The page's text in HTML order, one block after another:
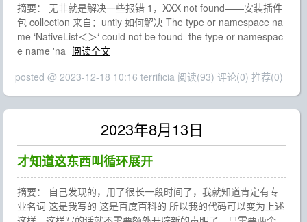
摘要： 无非就是解决一些报错 1，XXX not found——安装插件
包 collection 来自：untiy 如何解决 The type or namespace na
me ‘NativeList＜＞‘ could not be found_the type or namespac
e name 'na 阅读全文
posted @ 2023-12-18 10:16 terrificia 阅读(93) 评论(0) 推荐(0)
2023年8月13日
才知道这东西叫循环展开
摘要： 自己发现的，用了很长一段时间了，我就知道肯定有专
业名词 这是我写的 这是百度百科的 所以我的代码可以变为上述